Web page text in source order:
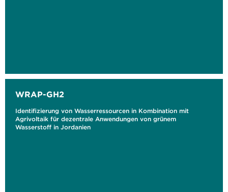
WRAP-GH2
Identifizierung von Wasserressourcen in Kombination mit
Agrivoltaik für dezentrale Anwendungen von grünem
Wasserstoff in Jordanien